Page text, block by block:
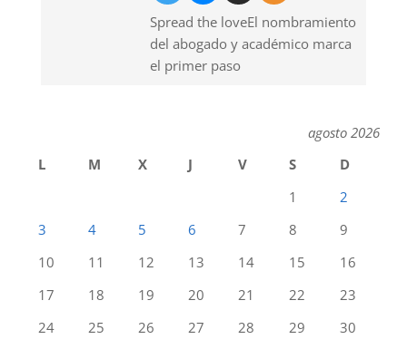
Spread the loveEl nombramiento
del abogado y académico marca
el primer paso
agosto 2026
L
M X J V S
D
1
2
3
4 5 6 7 8
9
10
11 12 13 14 15
16
17
18 19 20 21 22
23
24
25 26 27 28 29
30